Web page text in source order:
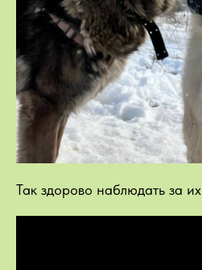
Так здорово наблюдать за